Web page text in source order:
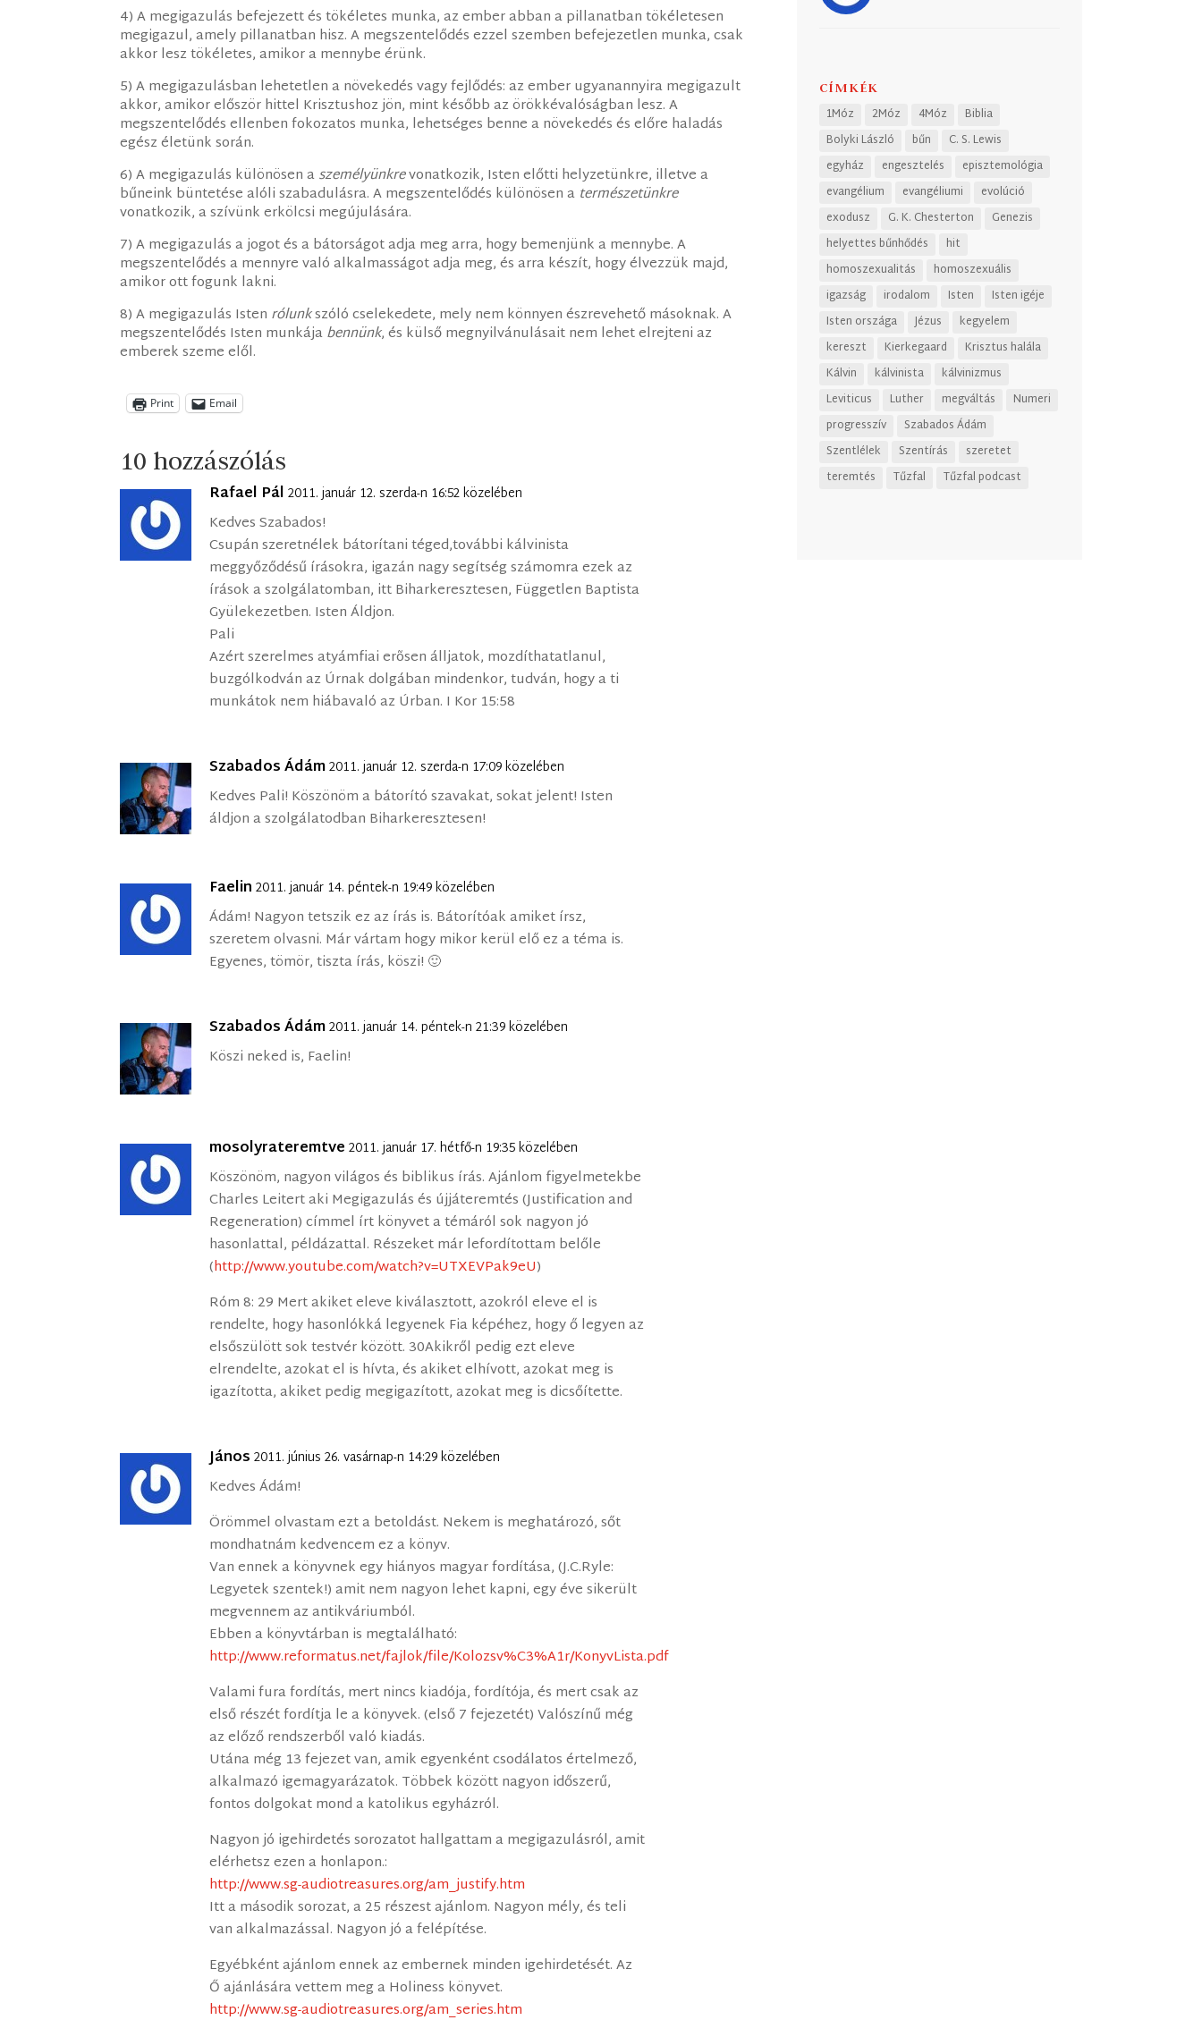
4) A megigazulás befejezett és tökéletes munka, az ember abban a pillanatban tökéletesen
megigazul, amely pillanatban hisz. A megszentelődés ezzel szemben befejezetlen munka, csak
akkor lesz tökéletes, amikor a mennybe érünk.
5) A megigazulásban lehetetlen a növekedés vagy fejlődés: az ember ugyanannyira megigazult
akkor, amikor először hittel Krisztushoz jön, mint később az örökkévalóságban lesz. A
megszentelődés ellenben fokozatos munka, lehetséges benne a növekedés és előre haladás
egész életünk során.
6) A megigazulás különösen aszemélyünkrevonatkozik, Isten előtti helyzetünkre, illetve a
bűneink büntetése alóli szabadulásra. A megszentelődés különösen a természetünkre
vonatkozik, a szívünk erkölcsi megújulására.
7) A megigazulás a jogot és a bátorságot adja meg arra, hogy bemenjünk a mennybe. A
megszentelődés a mennyre való alkalmasságot adja meg, és arra készít, hogy élvezzük majd,
amikor ott fogunk lakni.
8) A megigazulás Isten rólunkszóló cselekedete, mely nem könnyen észrevehető másoknak. A
megszentelődés Isten munkájabennünk, és külső megnyilvánulásait nem lehet elrejteni az
emberek szeme elől.
Print Email
10 hozzászólás
Rafael Pál 2011. január 12. szerda-n 16:52 közelében
Kedves Szabados!
Csupán szeretnélek bátorítani téged,további kálvinista
meggyőződésű írásokra, igazán nagy segítség számomra ezek az
írások a szolgálatomban, itt Biharkeresztesen, Független Baptista
Gyülekezetben. Isten Áldjon.
Pali
Azért szerelmes atyámfiai erõsen álljatok, mozdíthatatlanul,
buzgólkodván az Úrnak dolgában mindenkor, tudván, hogy a ti
munkátok nem hiábavaló az Úrban. I Kor 15:58
Szabados Ádám2011. január 12. szerda-n 17:09 közelében
Kedves Pali! Köszönöm a bátorító szavakat, sokat jelent! Isten
áldjon a szolgálatodban Biharkeresztesen!
Faelin 2011. január 14. péntek-n 19:49 közelében
Ádám! Nagyon tetszik ez az írás is. Bátorítóak amiket írsz,
szeretem olvasni. Már vártam hogy mikor kerül elő ez a téma is.
Egyenes, tömör, tiszta írás, köszi! 🙂
Szabados Ádám2011. január 14. péntek-n 21:39 közelében
Köszi neked is, Faelin!
mosolyrateremtve 2011. január 17. hétfő-n 19:35 közelében
Köszönöm, nagyon világos és biblikus írás. Ajánlom figyelmetekbe
Charles Leitert aki Megigazulás és újjáteremtés (Justification and
Regeneration) címmel írt könyvet a témáról sok nagyon jó
hasonlattal, példázattal. Részeket már lefordítottam belőle
(http://www.youtube.com/watch?v=UTXEVPak9eU)
Róm 8: 29 Mert akiket eleve kiválasztott, azokról eleve el is
rendelte, hogy hasonlókká legyenek Fia képéhez, hogy ő legyen az
elsőszülött sok testvér között. 30Akikről pedig ezt eleve
elrendelte, azokat el is hívta, és akiket elhívott, azokat meg is
igazította, akiket pedig megigazított, azokat meg is dicsőítette.
János 2011. június 26. vasárnap-n 14:29 közelében
Kedves Ádám!
Örömmel olvastam ezt a betoldást. Nekem is meghatározó, sőt
mondhatnám kedvencem ez a könyv.
Van ennek a könyvnek egy hiányos magyar fordítása, (J.C.Ryle:
Legyetek szentek!) amit nem nagyon lehet kapni, egy éve sikerült
megvennem az antikváriumból.
Ebben a könyvtárban is megtalálható:
http://www.reformatus.net/fajlok/file/Kolozsv%C3%A1r/KonyvLista.pdf
Valami fura fordítás, mert nincs kiadója, fordítója, és mert csak az
első részét fordítja le a könyvek. (első 7 fejezetét) Valószínű még
az előző rendszerből való kiadás.
Utána még 13 fejezet van, amik egyenként csodálatos értelmező,
alkalmazó igemagyarázatok. Többek között nagyon időszerű,
fontos dolgokat mond a katolikus egyházról.
Nagyon jó igehirdetés sorozatot hallgattam a megigazulásról, amit
elérhetsz ezen a honlapon.:
http://www.sg-audiotreasures.org/am_justify.htm
Itt a második sorozat, a 25 részest ajánlom. Nagyon mély, és teli
van alkalmazással. Nagyon jó a felépítése.
Egyébként ajánlom ennek az embernek minden igehirdetését. Az
Ő ajánlására vettem meg a Holiness könyvet.
http://www.sg-audiotreasures.org/am_series.htm
CÍMKÉK
1Móz 2Móz 4Móz
Biblia
Bolyki László
bűn
C. S. Lewis
egyház
engesztelés
episztemológia
evangélium
evangéliumi
evolúció
exodusz
G. K. Chesterton
Genezis
helyettes bűnhődés
hit
homoszexualitás
homoszexuális
igazság
irodalom Isten
Isten igéje
Isten országa
Jézus
kegyelem
kereszt
Kierkegaard
Krisztus halála
Kálvin
kálvinista
kálvinizmus
Leviticus
Luther megváltás
Numeri
progresszív
Szabados Ádám
Szentlélek
Szentírás
szeretet
teremtés
Tűzfal Tűzfal podcast